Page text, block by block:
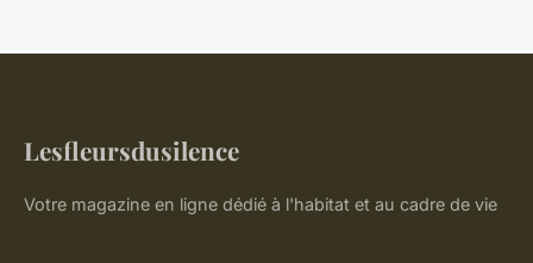
Lesfleursdusilence
Votre magazine en ligne dédié à l'habitat et au cadre de vie